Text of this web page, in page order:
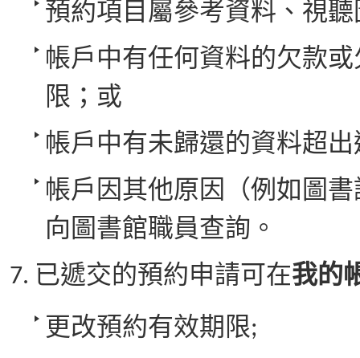
預約項目屬參考資料、視
帳戶中有任何資料的欠款
限；或
帳戶中有未歸還的資料超
帳戶因其他原因（例如圖
向圖書館職員查詢。
已遞交的預約申請可在我的
更改預約有效期限;